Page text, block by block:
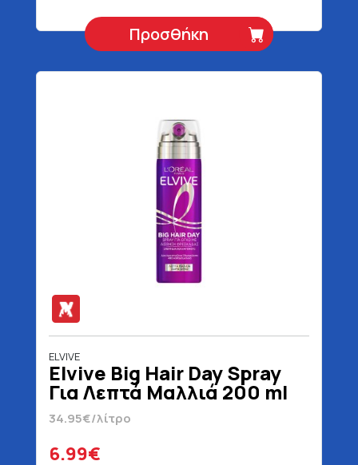
Προσθήκη
ELVIVE
Elvive Big Hair Day Spray
Για Λεπτά Μαλλιά 200 ml
34.95€/λίτρο
6.99€